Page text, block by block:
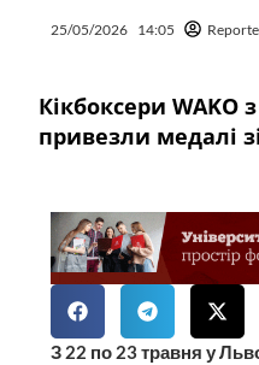
25/05/2026 14:05
Кікбоксери WAKO
привезли медалі
З 22 по 23 травня у